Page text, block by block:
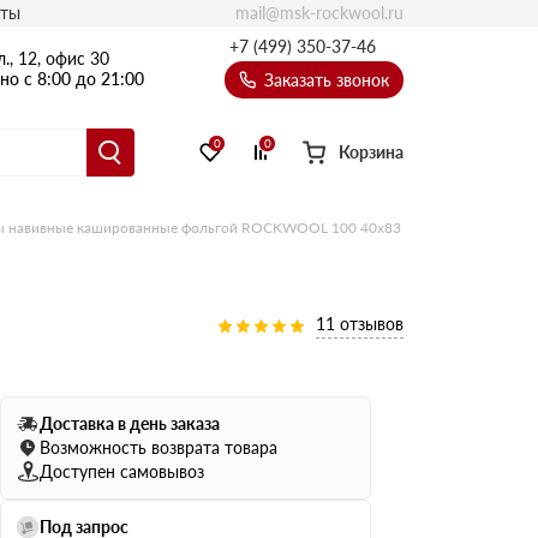
12, офис 30
с 8:00 до 21:00
+7 (499) 350-37-46
Заказать звонок
Ультратонкий
75 мм
100 мм
Балкон
Эсктра
Оптима
0 0 Корзина
mail@msk-rockwool.ru
кашированные фольгой ROCKWOOL 100 40х83
11 отзывов
Доставка в день заказа
Возможность возврата товара
Доступен самовывоз
Под запрос